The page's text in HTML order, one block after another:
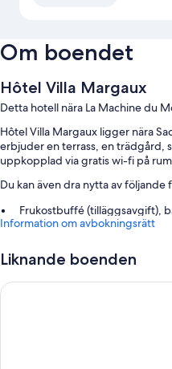
Om boendet
Hôtel Villa Margaux
Detta hotell nära La Machine du
Hôtel Villa Margaux ligger nära
erbjuder en terrass, en trädgård,
uppkopplad via gratis wi-fi på
Du kan även dra nytta av
Frukostbuffé (tilläggsavgift),
en tv i lobbyn
flerspråkig personal
Bagageförvaring, en
Information om avbokningsrätt
Liknande boenden
Hotel Saint Georges Lafayette